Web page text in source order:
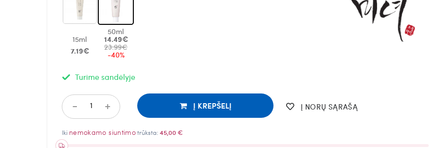
15ml
7.19€
50ml
14.49€
23.99€
-40%
Turime sandėlyje
+
- Į KREPŠELĮ Į NORŲ SĄRAŠĄ
Iki nemokamo siuntimotrūksta:45,00 €